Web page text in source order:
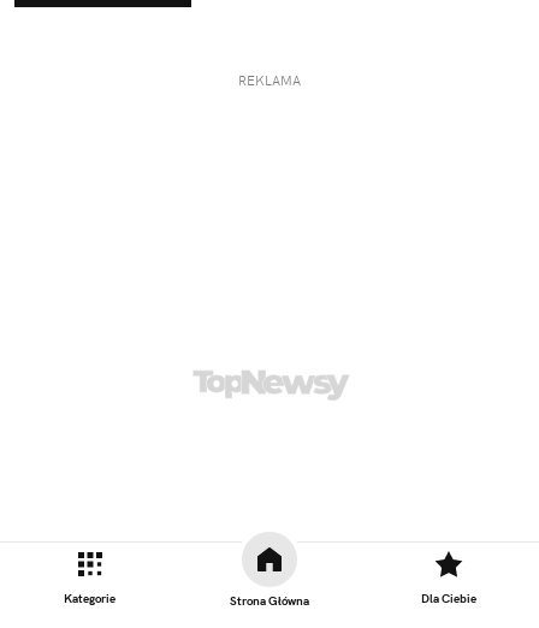
Kategorie Strona Główna Dla Ciebie
REKLAMA